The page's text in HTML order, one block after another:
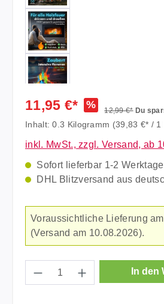
11,95 €* % 12,99 €* Du
Inhalt:0.3 Kilogramm (39,83 €* / 1
inkl. MwSt., zzgl. Versand, ab
Sofort lieferbar 1-2
DHL Blitzversand aus
Voraussichtliche Lieferung am
(Versand am 10.08.2026).
Produkt Anzahl: Gib
In den